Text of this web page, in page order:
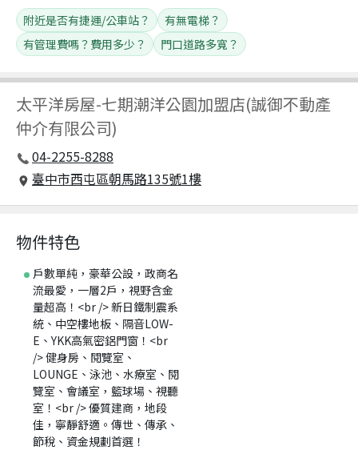
太平洋房屋-七期潮洋公園加盟店(誠御不動產
仲介有限公司)
04-2255-8288
臺中市西屯區朝馬路135號1樓
附近是否有捷運/公車站？
有無電梯？
有管理費嗎？費用多少？
門口道路多寬？
物件特色
戶數單純，豪華公設，政商名
流最愛，一層2戶，視野含金
量超高！<br /> 新日鐵制震系
統、中空樓地板、隔音LOW-
E、YKK高氣密鋁門窗！<br
/> 健身房、閱覽室、
LOUNGE、泳池、水療室、閱
覽室、會議室，籃球場、視聽
室！<br /> 優質建商，地段
佳，寧靜舒適。傳世、傳承、
節稅、資金規劃首選！